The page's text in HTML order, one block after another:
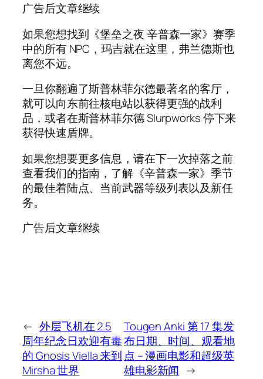
广告后文章继续
如果您想找到《堡垒之夜 辛普森一家》赛季
中的所有 NPC，玛吉就在这里，弗兰德斯也
离您不远。
一旦你翻遍了斯普林菲尔德最著名的客厅，
就可以向东前往核电站以获得更强的战利
品，或者在斯普林菲尔德 Slurpworks 停下来
获得快速盾牌。
如果您想要更多信息，请在下一次掉落之前
查看我们的指南，了解《辛普森一家》季节
的最佳着陆点、当前武器等级列表以及新任
务。
广告后文章继续
← 外层飞机在 2.5
周年纪念日欢迎有毒
的 Gnosis Viella 来到
Mirsha 世界
Tougen Anki 第 17 集发
布日期、时间、观看地
点 – 漫画电影和超级英
雄电影新闻 →